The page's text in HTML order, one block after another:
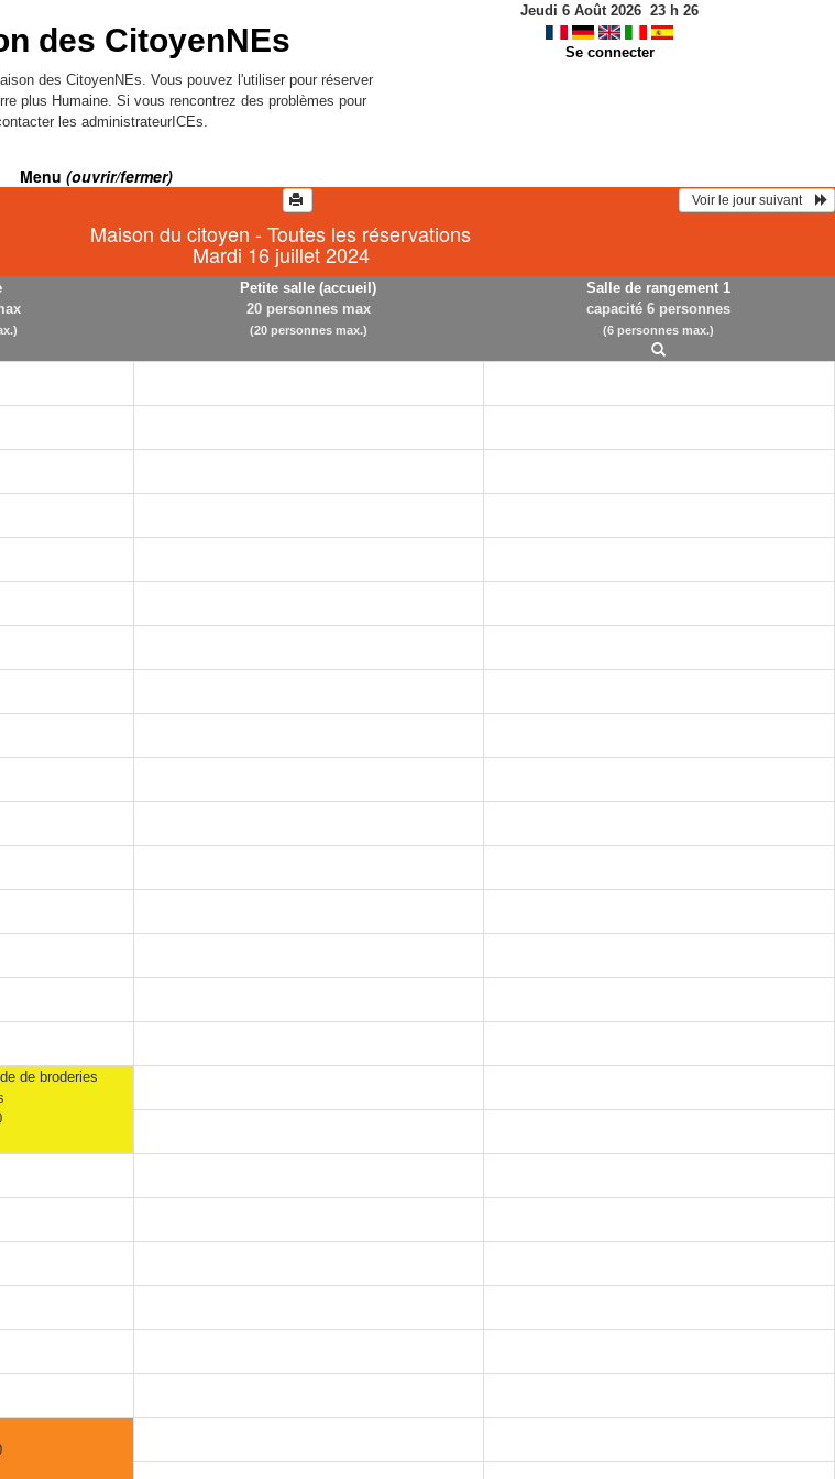
des CitoyenNEs
des CitoyenNEs. Vous pouvez l'utiliser pour réserver
plus Humaine. Si vous rencontrez des problèmes pour
les administrateurICEs.
Jeudi 6 Août 2026 23 h 26
Se connecter
Menu (ouvrir/fermer)
  Voir le jour suivant
Maison du citoyen - Toutes les réservations
Mardi 16 juillet 2024
Petite salle (accueil)
20 personnes max
(20 personnes max.)
Salle de rangement 1
capacité 6 personnes
(6 personnes max.)
de broderies